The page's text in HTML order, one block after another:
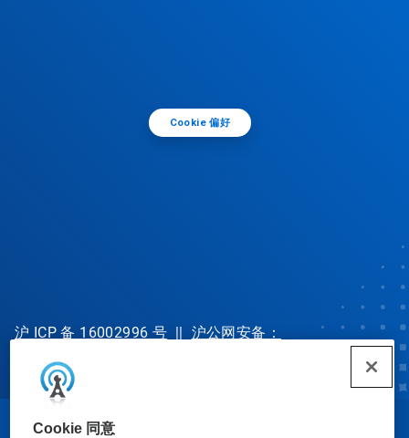
Cookie 同意
Cookie 偏好
沪 ICP 备 16002996 号 || 沪公网安备：
31010702002902 号